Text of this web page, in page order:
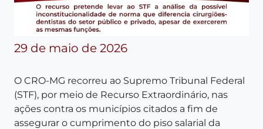
29 de maio de 2026
O CRO-MG recorreu ao Supremo Tribunal Federal
(STF), por meio de Recurso Extraordinário, nas
ações contra os municípios citados a fim de
assegurar o cumprimento do piso salarial da